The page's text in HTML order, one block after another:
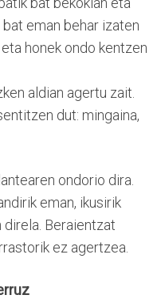
eman behar izaten
honek ondo kentzen
aldian agertu zait.
dut: mingaina,
ondorio dira.
eman, ikusirik
Beraientzat
ez agertzea.